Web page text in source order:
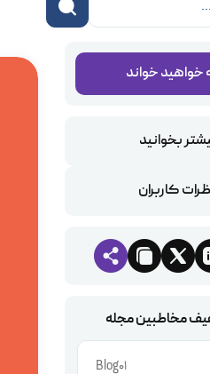
خواهید خواند
بخوانید
کاربران
مخاطبین مجله
Blog01